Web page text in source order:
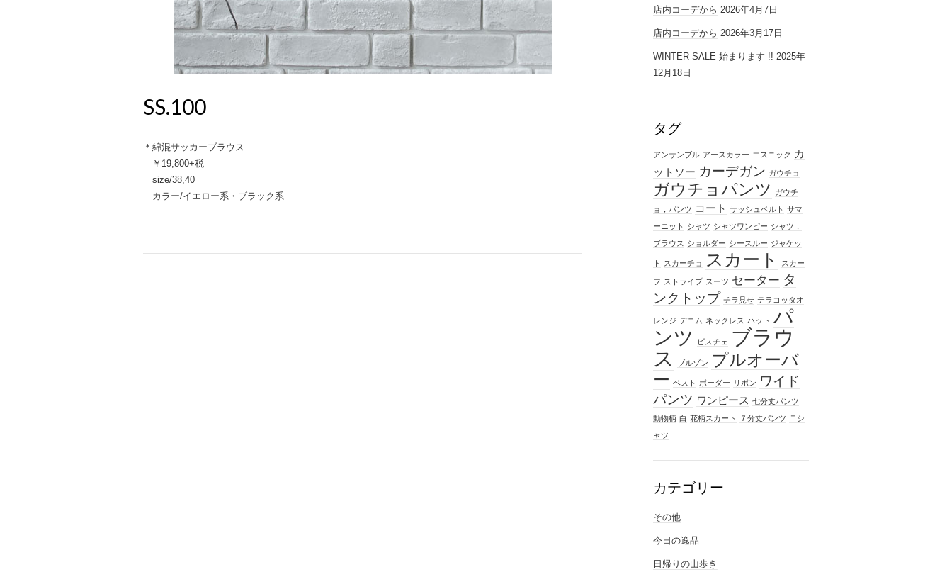
SS.100
＊綿混サッカーブラウス
￥19,800+税
size/38,40
カラー/イエロー系・ブラック系
店内コーデから 2026年4月7日
店内コーデから 2026年3月17日
WINTER SALE 始まります !! 2025年
12月18日
タグ
アンサンブル アースカラー エスニック
カ
ットソー カーデガン ガウチョ
ガウチョパンツ
ガウチ
ョ，パンツ コート サッシュベルト サマ
ーニット シャツ シャツワンピー シャツ，
ブラウス ショルダー シースルー ジャケッ
ト スカーチョ スカート スカー
フ ストライプ スーツ セーター タ
ンクトップ チラ見せ テラコッタオ
レンジ デニム ネックレス ハット パ
ンツ
ビスチェ
ブラウ
ス
ブルゾン プルオーバ
ー ベスト ボーダー リボン ワイド
パンツ ワンピース 七分丈パンツ
動物柄 白 花柄スカート ７分丈パンツ
Ｔシ
ャツ
カテゴリー
その他
今日の逸品
日帰りの山歩き